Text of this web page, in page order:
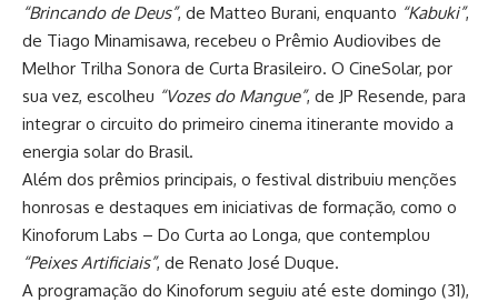
“Brincando de Deus”, de Matteo Burani, enquanto “Kabuki”,
de Tiago Minamisawa, recebeu o Prêmio Audiovibes de
Melhor Trilha Sonora de Curta Brasileiro. O CineSolar, por
sua vez, escolheu “Vozes do Mangue”, de JP Resende, para
integrar o circuito do primeiro cinema itinerante movido a
energia solar do Brasil.
Além dos prêmios principais, o festival distribuiu menções
honrosas e destaques em iniciativas de formação, como o
Kinoforum Labs – Do Curta ao Longa, que contemplou
“Peixes Artificiais”, de Renato José Duque.
A programação do Kinoforum seguiu até este domingo (31),